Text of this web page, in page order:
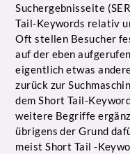
Suchergebnisseite
Tail-Keywords relativ
Oft stellen Besucher
auf der eben
eigentlich etwas
zurück zur
dem Short Tail-
weitere Begriffe
übrigens der Grund
meist Short Tail -